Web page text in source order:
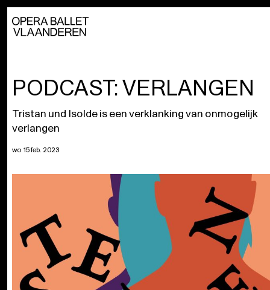
PODCAST: VERLANGEN
Tristan und Isolde is een verklanking van onmogelijk
verlangen
wo 15 feb. 2023